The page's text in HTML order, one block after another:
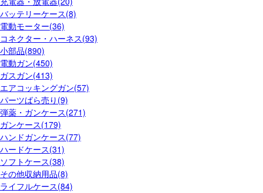
バッテリーケース(8)
電動モーター(36)
コネクター・ハーネス(93)
小部品(890)
電動ガン(450)
ガスガン(413)
エアコッキングガン(57)
パーツばら売り(9)
弾薬・ガンケース(271)
ガンケース(179)
ハンドガンケース(77)
ハードケース(31)
ソフトケース(38)
その他収納用品(8)
ライフルケース(84)